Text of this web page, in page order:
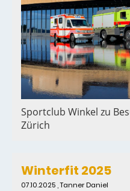
Sportclub Winkel zu
Zürich
Winterfit 2025
07.10.2025 , Tanner Daniel